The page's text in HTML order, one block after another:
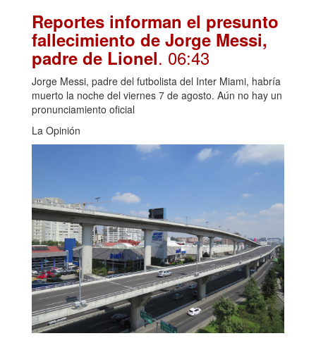
Reportes informan el presunto
fallecimiento de Jorge Messi,
padre de Lionel. 06:43
Jorge Messi, padre del futbolista del Inter Miami, habría
muerto la noche del viernes 7 de agosto. Aún no hay un
pronunciamiento oficial
La Opinión